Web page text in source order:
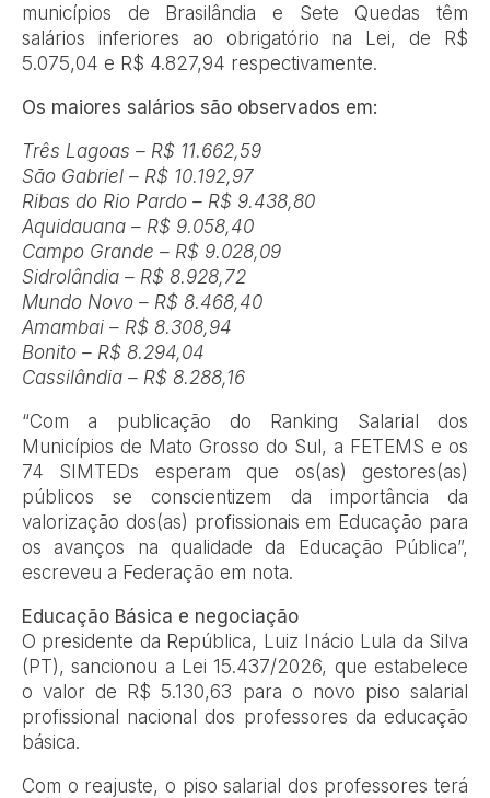
municípios de Brasilândia e Sete Quedas têm
salários inferiores ao obrigatório na Lei, de R$
5.075,04 e R$ 4.827,94 respectivamente.
Os maiores salários são observados em:
Três Lagoas – R$ 11.662,59
São Gabriel – R$ 10.192,97
Ribas do Rio Pardo – R$ 9.438,80
Aquidauana – R$ 9.058,40
Campo Grande – R$ 9.028,09
Sidrolândia – R$ 8.928,72
Mundo Novo – R$ 8.468,40
Amambai – R$ 8.308,94
Bonito – R$ 8.294,04
Cassilândia – R$ 8.288,16
“Com a publicação do Ranking Salarial dos
Municípios de Mato Grosso do Sul, a FETEMS e os
74 SIMTEDs esperam que os(as) gestores(as)
públicos se conscientizem da importância da
valorização dos(as) profissionais em Educação para
os avanços na qualidade da Educação Pública”,
escreveu a Federação em nota.
Educação Básica e negociação
O presidente da República, Luiz Inácio Lula da Silva
(PT), sancionou a Lei 15.437/2026, que estabelece
o valor de R$ 5.130,63 para o novo piso salarial
profissional nacional dos professores da educação
básica.
Com o reajuste, o piso salarial dos professores terá